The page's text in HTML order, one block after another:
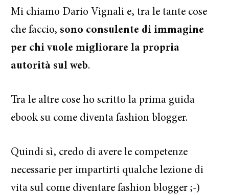
Mi chiamo Dario Vignali e, tra le tante cose
che faccio, sono consulente di immagine
per chi vuole migliorare la propria
autorità sul web.
Tra le altre cose ho scritto la prima guida
ebook su come diventa fashion blogger.
Quindi sì, credo di avere le competenze
necessarie per impartirti qualche lezione di
vita sul come diventare fashion blogger ;-)